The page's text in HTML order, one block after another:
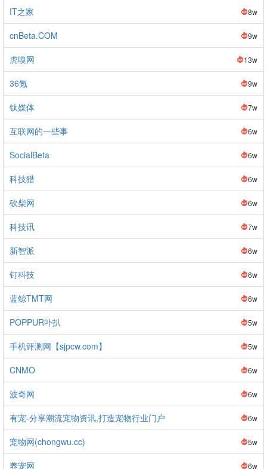
IT之家 8w
cnBeta.COM 9w
虎嗅网 13w
36氪 9w
钛媒体 7w
互联网的一些事 6w
SocialBeta 6w
科技猎 6w
砍柴网 6w
科技讯 7w
新智派 6w
钉科技 6w
蓝鲸TMT网 6w
POPPUR卟扒 5w
手机评测网【sjpcw.com】 5w
CNMO 6w
波奇网 6w
有宠-分享潮流宠物资讯,打造宠物行业门户 6w
宠物网(chongwu.cc) 5w
养宠网 6w